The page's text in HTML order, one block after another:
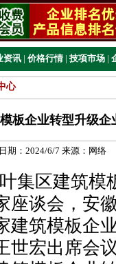
资讯 | 价格行情 | 技项市场 |
心
板企业转型升级企
期： 2024/6/7 来源： 网络
集区建筑模
座谈会，安
建筑模板企
世宏出席会